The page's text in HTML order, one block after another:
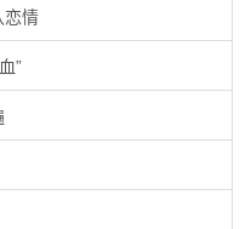
恋情
”